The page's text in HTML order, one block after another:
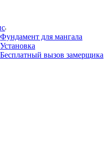
Фундамент для мангала
Установка
Бесплатный вызов замерщика